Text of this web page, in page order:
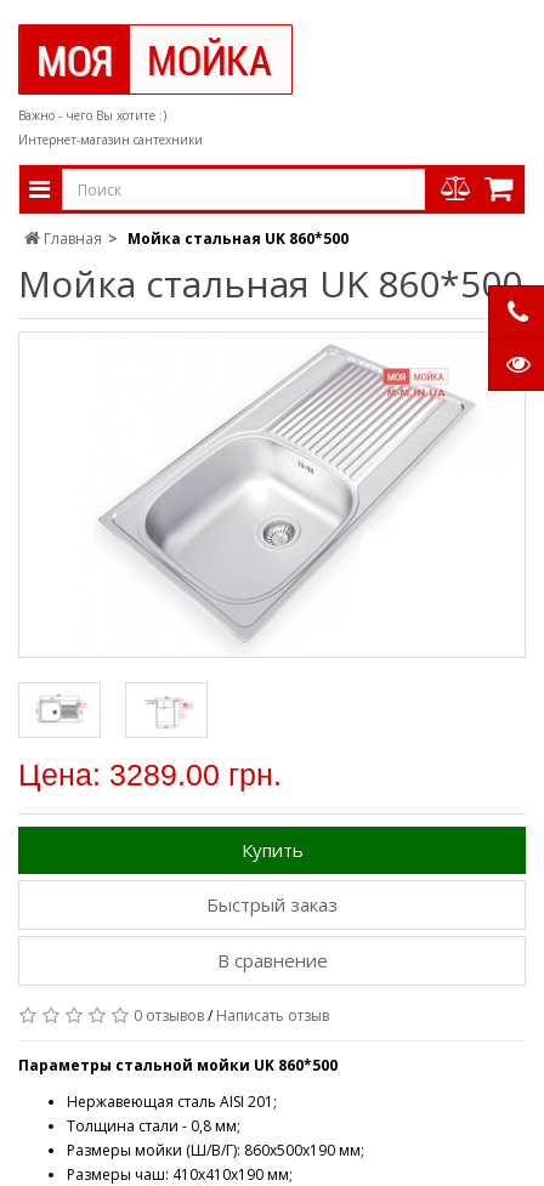
Важно - чего Вы хотите :)
Интернет-магазин сантехники
Главная Мойка стальная UK 860*500
Мойка стальная UK 860*500
Цена: 3289.00 грн.
Купить
Быстрый заказ
В сравнение
0 отзывов/Написать отзыв
Параметры стальной мойки UK 860*500
Нержавеющая сталь AISI 201;
Толщина стали - 0,8 мм;
Размеры мойки (Ш/В/Г): 860х500x190 мм;
Размеры чаш: 410х410х190 мм;